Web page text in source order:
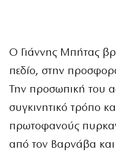
Ο Γιάννης Μπήτας
πεδίο, στην
Την προσωπική του
συγκινητικό τρόπο
πρωτοφανούς
από τον Βαρνάβα και